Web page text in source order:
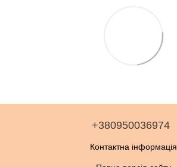
+380950036974
Контактна інформація